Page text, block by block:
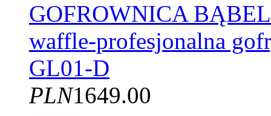
GOFROWNICA
waffle-profesjonalna
GL01-D
PLN1649.00